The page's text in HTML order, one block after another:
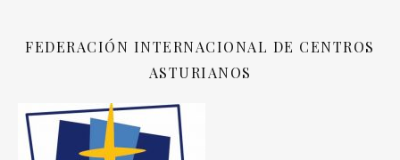
FEDERACIÓN INTERNACIONAL DE CENTROS
ASTURIANOS